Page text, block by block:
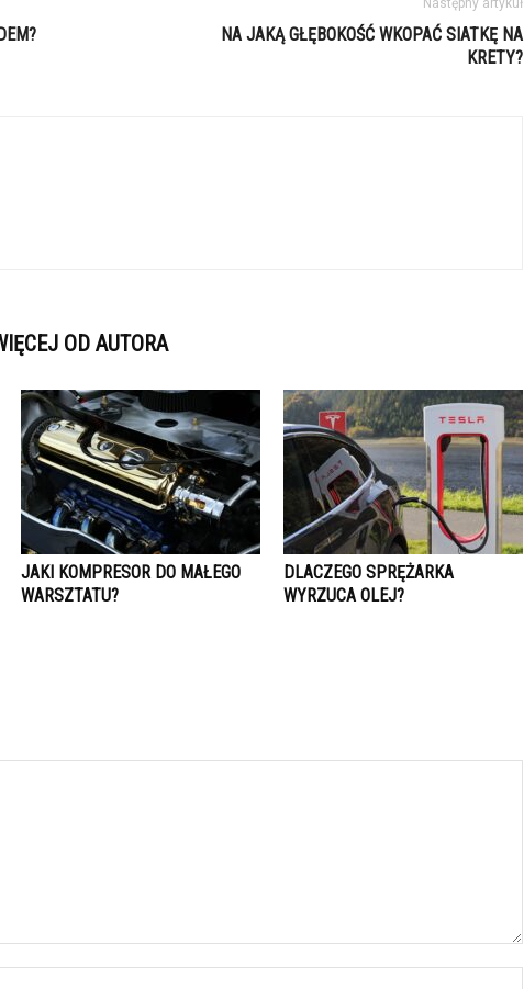
Następny artykuł
NA JAKĄ GŁĘBOKOŚĆ WKOPAĆ SIATKĘ NA
KRETY?
OD AUTORA
JAKI KOMPRESOR DO MAŁEGO
WARSZTATU?
DLACZEGO SPRĘŻARKA
WYRZUCA OLEJ?